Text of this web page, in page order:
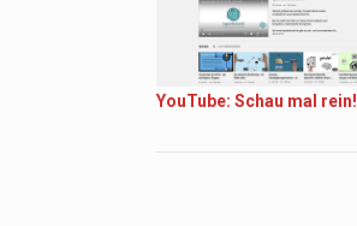
YouTube: Schau mal rein!